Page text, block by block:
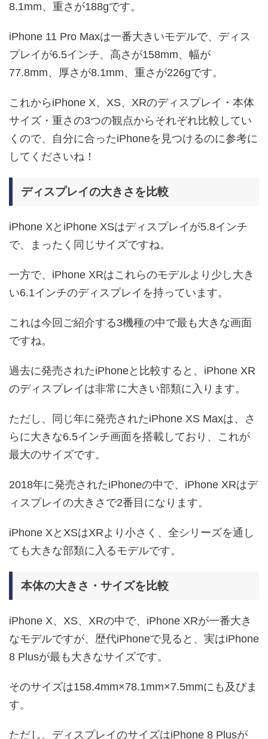
8.1mm、重さが188gです。
iPhone 11 Pro Maxは一番大きいモデルで、ディス
プレイが6.5インチ、高さが158mm、幅が
77.8mm、厚さが8.1mm、重さが226gです。
これからiPhone X、XS、XRのディスプレイ・本体
サイズ・重さの3つの観点からそれぞれ比較してい
くので、自分に合ったiPhoneを見つけるのに参考に
してくださいね！
ディスプレイの大きさを比較
iPhone XとiPhone XSはディスプレイが5.8インチ
で、まったく同じサイズですね。
一方で、iPhone XRはこれらのモデルより少し大き
い6.1インチのディスプレイを持っています。
これは今回ご紹介する3機種の中で最も大きな画面
ですね。
過去に発売されたiPhoneと比較すると、iPhone XR
のディスプレイは非常に大きい部類に入ります。
ただし、同じ年に発売されたiPhone XS Maxは、さ
らに大きな6.5インチ画面を搭載しており、これが
最大のサイズです。
2018年に発売されたiPhoneの中で、iPhone XRはデ
ィスプレイの大きさで2番目になります。
iPhone XとXSはXRより小さく、全シリーズを通し
ても大きな部類に入るモデルです。
本体の大きさ・サイズを比較
iPhone X、XS、XRの中で、iPhone XRが一番大き
なモデルですが、歴代iPhoneで見ると、実はiPhone
8 Plusが最も大きなサイズです。
そのサイズは158.4mm×78.1mm×7.5mmにも及びま
す。
ただし、ディスプレイのサイズはiPhone 8 Plusが